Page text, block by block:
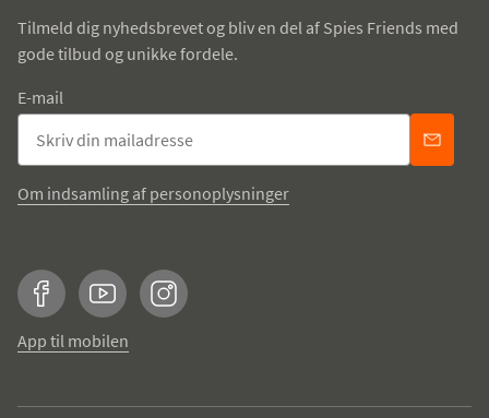
Tilmeld dig nyhedsbrevet og bliv en del af Spies Friends med
gode tilbud og unikke fordele.
E-mail
Om indsamling af personoplysninger
FacebookYouTubeInstagram
App til mobilen